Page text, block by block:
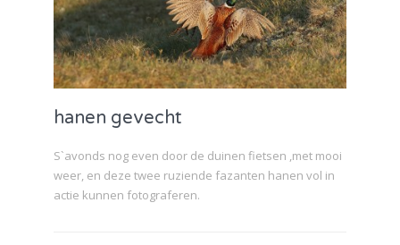
hanen gevecht
S`avonds nog even door de duinen fietsen ,met mooi
weer, en deze twee ruziende fazanten hanen vol in
actie kunnen fotograferen.